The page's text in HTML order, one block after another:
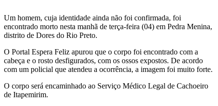
Um homem, cuja identidade ainda não foi confirmada, foi
encontrado morto nesta manhã de terça-feira (04) em Pedra Menina,
distrito de Dores do Rio Preto.
O Portal Espera Feliz apurou que o corpo foi encontrado com a
cabeça e o rosto desfigurados, com os ossos expostos. De acordo
com um policial que atendeu a ocorrência, a imagem foi muito forte.
O corpo será encaminhado ao Serviço Médico Legal de Cachoeiro
de Itapemirim.